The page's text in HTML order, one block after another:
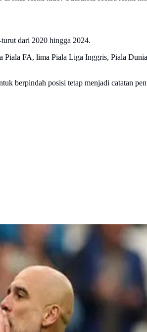
dari 2020 hingga 2024.
Piala FA, lima Piala Liga Inggris, Piala
berpindah posisi tetap menjadi catatan